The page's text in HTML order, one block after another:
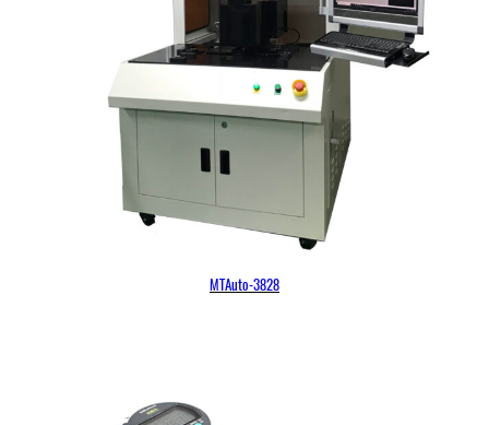
MTAuto-3828